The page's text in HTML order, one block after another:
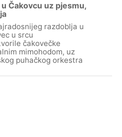
Čakovcu uz pjesmu,
razdoblja u
u srcu
čakovečke
mimohodom, uz
puhačkog orkestra